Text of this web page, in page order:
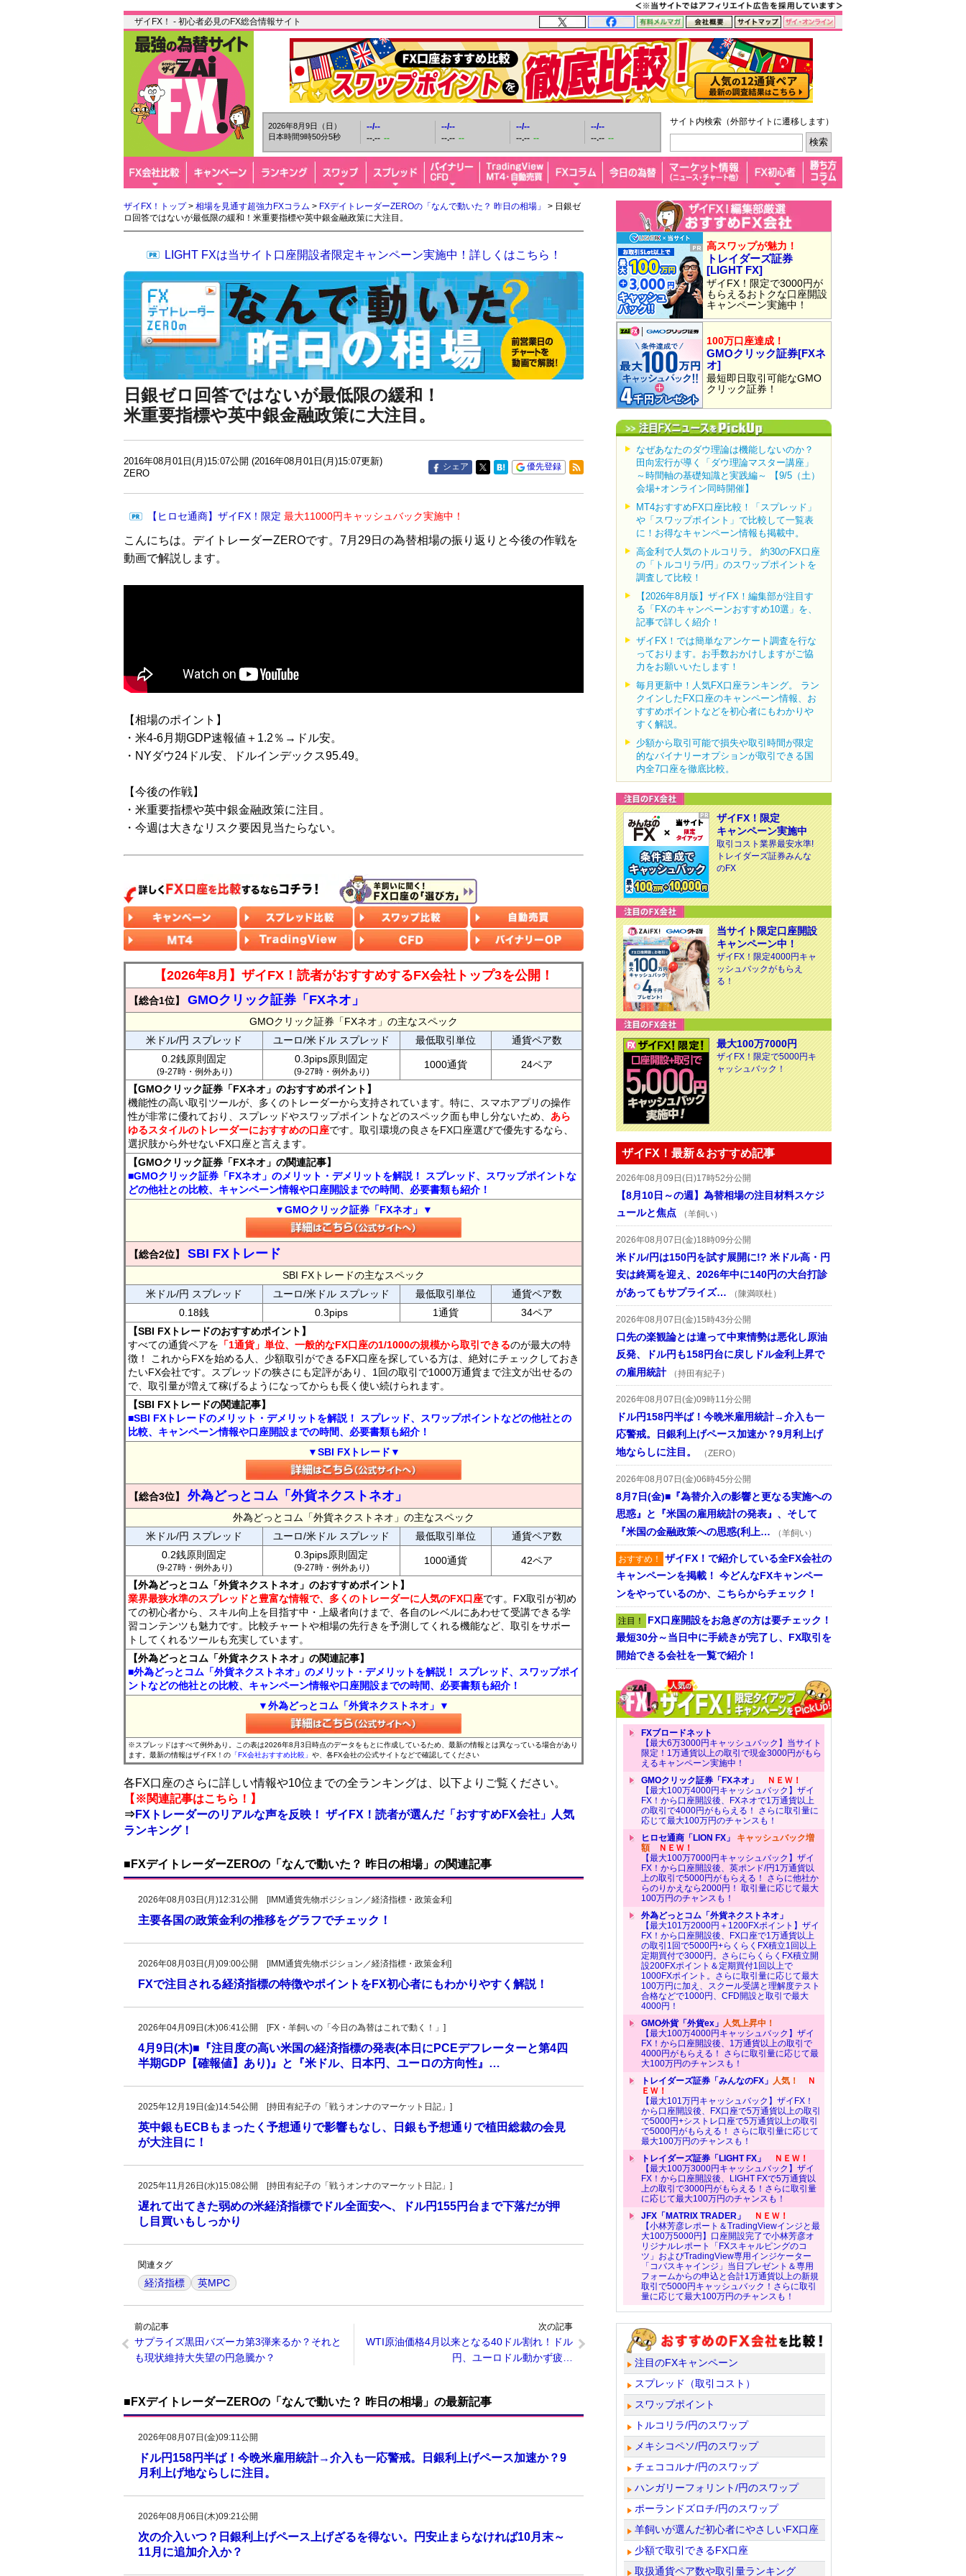
ザイFX！ - 初心者必見のFX総合情報サイト
2026年8月9日（日）
日本時間9時50分6秒
--/--
--.-- --
--/--
--.-- --
--/--
--.-- --
--/--
--.-- --
サイト内検索（外部サイトに遷移します）
ザイFX！トップ> 相場を見通す超強力FXコラム > FXデイトレーダーZEROの「なんで動いた？ 昨日の相場」
> 日銀ゼ
ロ回答ではないが最低限の緩和！米重要指標や英中銀金融政策に大注目。
LIGHT FXは当サイト口座開設者限定キャンペーン実施中！詳しくはこちら！
日銀ゼロ回答ではないが最低限の緩和！
米重要指標や英中銀金融政策に大注目。
2016年08月01日(月)15:07公開 (2016年08月01日(月)15:07更新)
ZERO
シェア 優先登録
【ヒロセ通商】ザイFX！限定 最大11000円キャッシュバック実施中！
こんにちは。デイトレーダーZEROです。7月29日の為替相場の振り返りと今後の作戦を
動画で解説します。
【相場のポイント】
・米4-6月期GDP速報値＋1.2％→ドル安。
・NYダウ24ドル安、ドルインデックス95.49。
【今後の作戦】
・米重要指標や英中銀金融政策に注目。
・今週は大きなリスク要因見当たらない。
【2026年8月】ザイFX！読者がおすすめするFX会社トップ3を公開！
【総合1位】 GMOクリック証券「FXネオ」
GMOクリック証券「FXネオ」の主なスペック
米ドル/円 スプレッド
ユーロ/米ドル スプレッド 最低取引単位
通貨ペア数
0.2銭原則固定
(9-27時・例外あり)
0.3pips原則固定
(9-27時・例外あり)
1000通貨 24ペア
【GMOクリック証券「FXネオ」のおすすめポイント】
機能性の高い取引ツールが、多くのトレーダーから支持されています。特に、スマホアプリの操作
性が非常に優れており、スプレッドやスワップポイントなどのスペック面も申し分ないため、 あら
ゆるスタイルのトレーダーにおすすめの口座です。取引環境の良さをFX口座選びで優先するなら、
選択肢から外せないFX口座と言えます。
【GMOクリック証券「FXネオ」の関連記事】
■GMOクリック証券「FXネオ」のメリット・デメリットを解説！ スプレッド、スワップポイントな
どの他社との比較、キャンペーン情報や口座開設までの時間、必要書類も紹介！
▼GMOクリック証券「FXネオ」▼
【総合2位】 SBI FXトレード
SBI FXトレードの主なスペック
米ドル/円 スプレッド
ユーロ/米ドル スプレッド 最低取引単位
通貨ペア数
0.18銭
0.3pips 1通貨
34ペア
【SBI FXトレードのおすすめポイント】
すべての通貨ペアを 「1通貨」単位、一般的なFX口座の1/1000の規模から取引できるのが最大の特
徴！ これからFXを始める人、少額取引ができるFX口座を探している方は、絶対にチェックしておき
たいFX会社です。スプレッドの狭さにも定評があり、1回の取引で1000万通貨まで注文が出せるの
で、取引量が増えて稼げるようになってからも長く使い続けられます。
【SBI FXトレードの関連記事】
■SBI FXトレードのメリット・デメリットを解説！ スプレッド、スワップポイントなどの他社との
比較、キャンペーン情報や口座開設までの時間、必要書類も紹介！
▼SBI FXトレード▼
【総合3位】 外為どっとコム「外貨ネクストネオ」
外為どっとコム「外貨ネクストネオ」の主なスペック
米ドル/円 スプレッド
ユーロ/米ドル スプレッド 最低取引単位
通貨ペア数
0.2銭原則固定
(9-27時・例外あり)
0.3pips原則固定
(9-27時・例外あり)
1000通貨 42ペア
【外為どっとコム「外貨ネクストネオ」のおすすめポイント】
業界最狭水準のスプレッドと豊富な情報で、多くのトレーダーに人気のFX口座です。FX取引が初め
ての初心者から、スキル向上を目指す中・上級者向けまで、各自のレベルにあわせて受講できる学
習コンテンツも魅力です。比較チャートや相場の先行きを予測してくれる機能など、取引をサポー
トしてくれるツールも充実しています。
【外為どっとコム「外貨ネクストネオ」の関連記事】
■外為どっとコム「外貨ネクストネオ」のメリット・デメリットを解説！ スプレッド、スワップポイ
ントなどの他社との比較、キャンペーン情報や口座開設までの時間、必要書類も紹介！
▼外為どっとコム「外貨ネクストネオ」▼
※スプレッドはすべて例外あり。この表は2026年8月3日時点のデータをもとに作成しているため、最新の情報とは異なっている場合があり
ます。最新の情報はザイFX！の 「FX会社おすすめ比較」 や、各FX会社の公式サイトなどで確認してください
各FX口座のさらに詳しい情報や10位までの全ランキングは、以下よりご覧ください。
【※関連記事はこちら！】
⇒FXトレーダーのリアルな声を反映！ ザイFX！読者が選んだ「おすすめFX会社」人気
ランキング！
■FXデイトレーダーZEROの「なんで動いた？ 昨日の相場」の関連記事
2026年08月03日(月)12:31公開 [IMM通貨先物ポジション／経済指標・政策金利]
主要各国の政策金利の推移をグラフでチェック！
2026年08月03日(月)09:00公開 [IMM通貨先物ポジション／経済指標・政策金利]
FXで注目される経済指標の特徴やポイントをFX初心者にもわかりやすく解説！
2026年04月09日(木)06:41公開 [FX・羊飼いの「今日の為替はこれで動く！」]
4月9日(木)■『注目度の高い米国の経済指標の発表(本日にPCEデフレーターと第4四
半期GDP【確報値】あり)』と『米ドル、日本円、ユーロの方向性』…
2025年12月19日(金)14:54公開 [持田有紀子の「戦うオンナのマーケット日記」]
英中銀もECBもまったく予想通りで影響もなし、日銀も予想通りで植田総裁の会見
が大注目に！
2025年11月26日(水)15:08公開 [持田有紀子の「戦うオンナのマーケット日記」]
遅れて出てきた弱めの米経済指標でドル全面安へ、ドル円155円台まで下落だが押
し目買いもしっかり
関連タグ
経済指標 英MPC
前の記事
サプライズ黒田バズーカ第3弾来るか？それと
も現状維持大失望の円急騰か？
次の記事
WTI原油価格4月以来となる40ドル割れ！ドル
円、ユーロドル動かず疲…
■FXデイトレーダーZEROの「なんで動いた？ 昨日の相場」の最新記事
2026年08月07日(金)09:11公開
ドル円158円半ば！今晩米雇用統計→介入も一応警戒。日銀利上げペース加速か？9
月利上げ地ならしに注目。
2026年08月06日(木)09:21公開
次の介入いつ？日銀利上げペース上げざるを得ない。円安止まらなければ10月末～
11月に追加介入か？
高スワップが魅力！
トレイダーズ証券
[LIGHT FX]
ザイFX！限定で3000円が
もらえるおトクな口座開設
キャンペーン実施中！
100万口座達成！
GMOクリック証券[FXネ
オ]
最短即日取引可能なGMO
クリック証券！
なぜあなたのダウ理論は機能しないのか？
田向宏行が導く「ダウ理論マスター講座」
～時間軸の基礎知識と実践編～ 【9/5（土）
会場+オンライン同時開催】
MT4おすすめFX口座比較！「スプレッド」
や「スワップポイント」で比較して一覧表
に！お得なキャンペーン情報も掲載中。
高金利で人気のトルコリラ。 約30のFX口座
の「トルコリラ/円」のスワップポイントを
調査して比較！
【2026年8月版】ザイFX！編集部が注目す
る「FXのキャンペーンおすすめ10選」を、
記事で詳しく紹介！
ザイFX！では簡単なアンケート調査を行な
っております。お手数おかけしますがご協
力をお願いいたします！
毎月更新中！人気FX口座ランキング。 ラン
クインしたFX口座のキャンペーン情報、お
すすめポイントなどを初心者にもわかりや
すく解説。
少額から取引可能で損失や取引時間が限定
的なバイナリーオプションが取引できる国
内全7口座を徹底比較。
ザイFX！限定
キャンペーン実施中
取引コスト業界最安水準!
トレイダーズ証券みんな
のFX
当サイト限定口座開設
キャンペーン中！
ザイFX！限定4000円キャ
ッシュバックがもらえ
る！
最大100万7000円
ザイFX！限定で5000円キ
ャッシュバック！
ザイFX！最新＆おすすめ記事
2026年08月09日(日)17時52分公開
【8月10日～の週】為替相場の注目材料スケジ
ュールと焦点 （羊飼い）
2026年08月07日(金)18時09分公開
米ドル/円は150円を試す展開に!? 米ドル高・円
安は終焉を迎え、2026年中に140円の大台打診
があってもサプライズ…
（陳満咲杜）
2026年08月07日(金)15時43分公開
口先の楽観論とは違って中東情勢は悪化し原油
反発、ドル円も158円台に戻しドル金利上昇で
の雇用統計
（持田有紀子）
2026年08月07日(金)09時11分公開
ドル円158円半ば！今晩米雇用統計→介入も一
応警戒。日銀利上げペース加速か？9月利上げ
地ならしに注目。
（ZERO）
2026年08月07日(金)06時45分公開
8月7日(金)■『為替介入の影響と更なる実施への
思惑』と『米国の雇用統計の発表』、そして
『米国の金融政策への思惑(利上…
（羊飼い）
おすすめ！ ザイFX！で紹介している全FX会社の
キャンペーンを掲載！ 今どんなFXキャンペー
ンをやっているのか、こちらからチェック！
注目！ FX口座開設をお急ぎの方は要チェック！
最短30分～当日中に手続きが完了し、FX取引を
開始できる会社を一覧で紹介！
FXブロードネット
【最大6万3000円キャッシュバック】当サイト
限定！1万通貨以上の取引で現金3000円がもら
えるキャンペーン実施中！
GMOクリック証券「FXネオ」
ＮＥＷ！
【最大100万4000円キャッシュバック】ザイ
FX！から口座開設後、FXネオで1万通貨以上
の取引で4000円がもらえる！ さらに取引量に
応じて最大100万円のチャンスも！
ヒロセ通商「LION FX」 キャッシュバック増
額ＮＥＷ！
【最大100万7000円キャッシュバック】ザイ
FX！から口座開設後、英ポンド/円1万通貨以
上の取引で5000円がもらえる！ さらに他社か
らのりかえなら2000円！ 取引量に応じて最大
100万円のチャンスも！
外為どっとコム「外貨ネクストネオ」
【最大101万2000円＋1200FXポイント】ザイ
FX！から口座開設後、FX口座で1万通貨以上
の取引1回で5000円+らくらくFX積立1回以上
定期買付で3000円。さらにらくらくFX積立開
設200FXポイント＆定期買付1回以上で
1000FXポイント。さらに取引量に応じて最大
100万円に加え、スクール受講と理解度テスト
合格などで1000円、CFD開設と取引で最大
4000円！
GMO外貨「外貨ex」 人気上昇中！
【最大100万4000円キャッシュバック】ザイ
FX！から口座開設後、1万通貨以上の取引で
4000円がもらえる！ さらに取引量に応じて最
大100万円のチャンスも！
トレイダーズ証券「みんなのFX」 人気！
Ｎ
ＥＷ！
【最大101万円キャッシュバック】ザイFX！
から口座開設後、FX口座で5万通貨以上の取引
で5000円+シストレ口座で5万通貨以上の取引
で5000円がもらえる！ さらに取引量に応じて
最大100万円のチャンスも！
トレイダーズ証券「LIGHT FX」
ＮＥＷ！
【最大100万3000円キャッシュバック】ザイ
FX！から口座開設後、LIGHT FXで5万通貨以
上の取引で3000円がもらえる！さらに取引量
に応じて最大100万円のチャンスも！
JFX「MATRIX TRADER」
ＮＥＷ！
【小林芳彦レポート＆TradingViewインジと最
大100万5000円】口座開設完了で小林芳彦オ
リジナルレポート「FXスキャルピングのコ
ツ」およびTradingView専用インジケーター
「コバスキャインジ」当日プレゼント＆専用
フォームからの申込と合計1万通貨以上の新規
取引で5000円キャッシュバック！さらに取引
量に応じて最大100万円のチャンスも！
注目のFXキャンペーン
スプレッド（取引コスト）
スワップポイント
トルコリラ/円のスワップ
メキシコペソ/円のスワップ
チェココルナ/円のスワップ
ハンガリーフォリント/円のスワップ
ポーランドズロチ/円のスワップ
羊飼いが選んだ初心者にやさしいFX口座
少額で取引できるFX口座
取扱通貨ペア数や取引量ランキング